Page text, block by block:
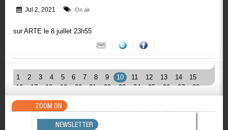
Jul 2, 2021 On air
sur ARTE le 8 juillet 23h55
1 2 3 4 5 6 7 8 9 10 11 12 13 14
15
16
17 18 19 20 21 22 23 24 25 26 27 28
ZOOM ON
NEWSLETTER